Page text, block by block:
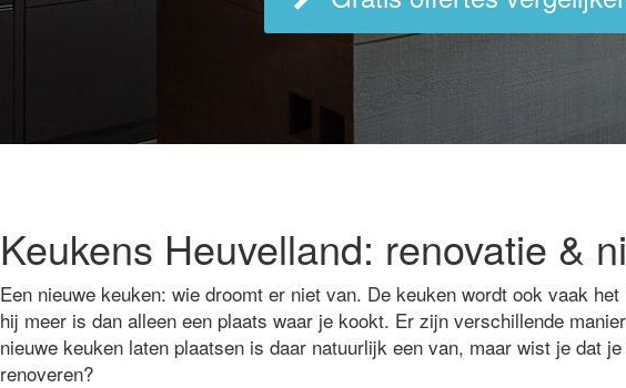
Keukens Heuvelland: renovatie &
Een nieuwe keuken: wie droomt er niet van. De keuken wordt ook vaak
hij meer is dan alleen een plaats waar je kookt. Er zijn verschillende
nieuwe keuken laten plaatsen is daar natuurlijk een van, maar wist je dat
renoveren?